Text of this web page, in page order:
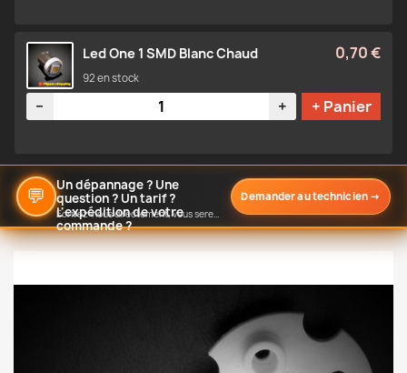
Led One 1 SMD Blanc Chaud 0,70 €
92 en stock
− + + Panier
💬
Un dépannage ? Une
question ? Un tarif ?
L'expédition de votre
commande ?
Écrivez-nous directement, vous serez notifié de notre réponse
Demander au technicien →